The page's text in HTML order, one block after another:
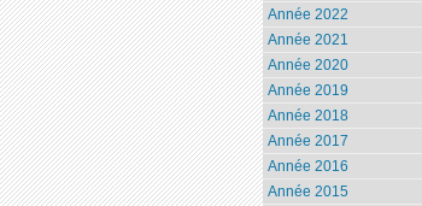
Année 2022
Année 2021
Année 2020
Année 2019
Année 2018
Année 2017
Année 2016
Année 2015